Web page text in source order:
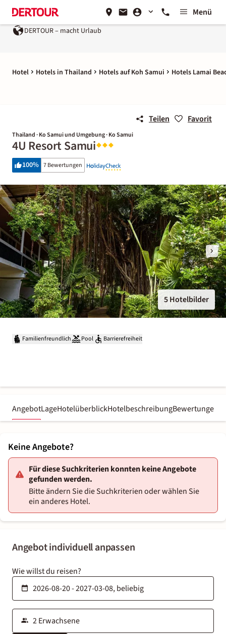
Menü
DERTOUR – macht Urlaub
Hotel Hotels in Thailand Hotels auf Koh Samui Hotels Lamai
Teilen Favorit
Thailand · Ko Samui und Umgebung · Ko Samui
4U Resort Samui
100% 7 Bewertungen
5 Hotelbilder
Familienfreundlich Pool Barrierefreiheit
AngebotLageHotelüberblickHotelbeschreibungBewertungen
Angebot individuell anpassen
Wie willst du reisen?
Keine Angebote?
Für diese Suchkriterien konnten keine Angebote
gefunden werden.
Bitte ändern Sie die Suchkriterien oder wählen Sie
ein anderes Hotel.